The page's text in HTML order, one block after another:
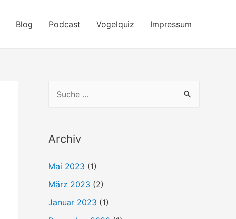
Blog Podcast Vogelquiz Impressum
h
n
n
a
c
Archiv
Mai 2023 (1)
März 2023 (2)
Januar 2023 (1)